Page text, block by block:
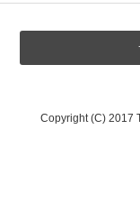
Copyright (C) 2017